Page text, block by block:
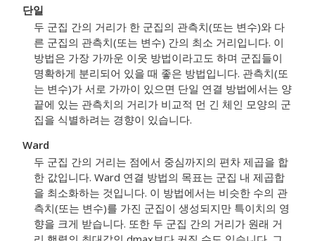
단일
두 군집 간의 거리가 한 군집의 관측치(또는 변수)와 다
른 군집의 관측치(또는 변수) 간의 최소 거리입니다. 이
방법은 가장 가까운 이웃 방법이라고도 하며 군집들이
명확하게 분리되어 있을 때 좋은 방법입니다. 관측치(또
는 변수)가 서로 가까이 있으면 단일 연결 방법에서는 양
끝에 있는 관측치의 거리가 비교적 먼 긴 체인 모양의 군
집을 식별하려는 경향이 있습니다.
Ward
두 군집 간의 거리는 점에서 중심까지의 편차 제곱을 합
한 값입니다. Ward 연결 방법의 목표는 군집 내 제곱합
을 최소화하는 것입니다. 이 방법에서는 비슷한 수의 관
측치(또는 변수)를 가진 군집이 생성되지만 특이치의 영
향을 크게 받습니다. 또한 두 군집 간의 거리가 원래 거